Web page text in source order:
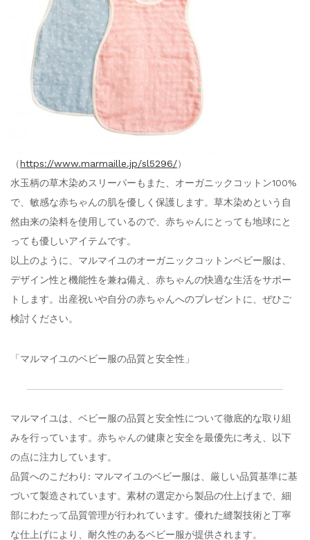
（https://www.marmaille.jp/sl5296/）
水玉柄の草木染めスリーパーもまた、オーガニックコットン100%
で、敏感な赤ちゃんの肌を優しく保護します。草木染めという自
然由来の染料を使用しているので、赤ちゃんにとっても地球にと
っても優しいアイテムです。
以上のように、マルマイユのオーガニックコットンベビー服は、
デザイン性と機能性を兼ね備え、赤ちゃんの快適な生活をサポー
トします。出産祝いや自分の赤ちゃんへのプレゼントに、ぜひご
検討ください。
「マルマイユのベビー服の品質と安全性」
マルマイユは、ベビー服の品質と安全性について徹底的な取り組
みを行っています。赤ちゃんの健康と安全を最優先に考え、以下
の点に注力しています。
品質へのこだわり: マルマイユのベビー服は、厳しい品質基準に基
づいて製造されています。素材の選定から製品の仕上げまで、細
部にわたって品質管理が行われています。優れた縫製技術と丁寧
な仕上げにより、耐久性のあるベビー服が提供されます。